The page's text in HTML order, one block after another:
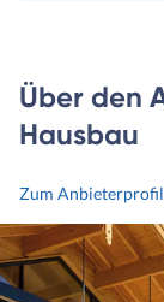
Über den
Hausbau
Zum Anbieterprofil